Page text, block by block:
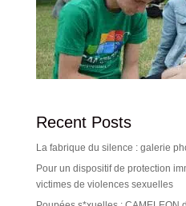
Recent Posts
La fabrique du silence : galerie
Pour un dispositif de protection
victimes de violences sexuelles